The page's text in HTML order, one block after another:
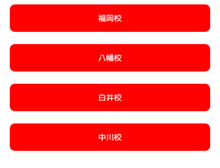
福岡校
八幡校
白井校
中川校